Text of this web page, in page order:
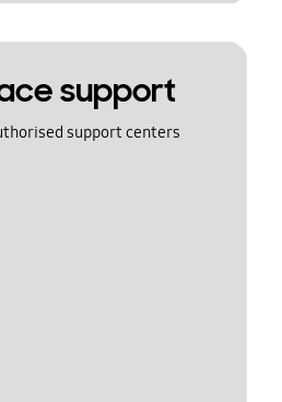
support
support centers